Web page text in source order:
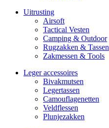
Uitrusting
Airsoft
Tactical Ves­ten
Camping & Outdoor
Rugzakken & Tassen
Zakmessen & Tools
Leger accessoires
Bivakmutsen
Legertassen
Camouflage­­netten
Veldflessen
Plunjezakken